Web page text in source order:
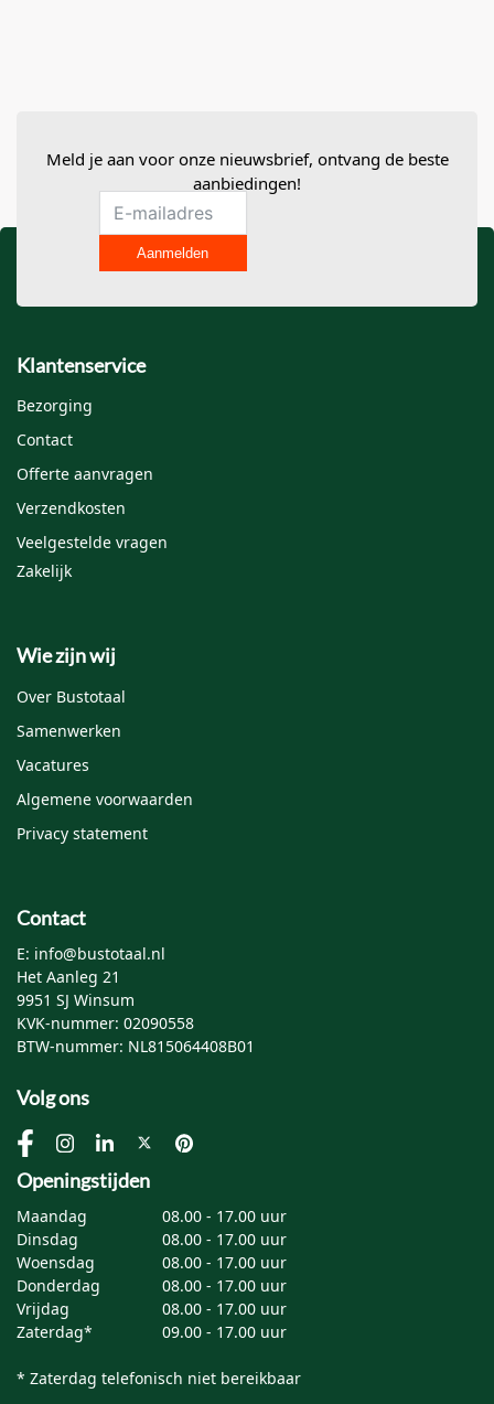
Meld je aan voor onze nieuwsbrief, ontvang de beste
aanbiedingen!
Aanmelden
Klantenservice
Bezorging
Contact
Offerte aanvragen
Verzendkosten
Veelgestelde vragen
Zakelijk
Wie zijn wij
Over Bustotaal
Samenwerken
Vacatures
Algemene voorwaarden
Privacy statement
Contact
E: info@bustotaal.nl
Het Aanleg 21
9951 SJ Winsum
KVK-nummer: 02090558
BTW-nummer: NL815064408B01
Volg ons
Openingstijden
Maandag
08.00 - 17.00 uur
Dinsdag
08.00 - 17.00 uur
Woensdag
08.00 - 17.00 uur
Donderdag
08.00 - 17.00 uur
Vrijdag
08.00 - 17.00 uur
Zaterdag*
09.00 - 17.00 uur
* Zaterdag telefonisch niet bereikbaar